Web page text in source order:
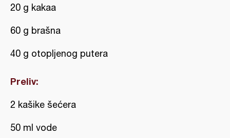
20 g kakaa
60 g brašna
40 g otopljenog putera
Preliv:
2 kašike šećera
50 ml vode